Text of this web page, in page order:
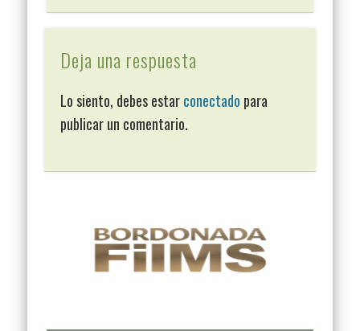
Deja una respuesta
Lo siento, debes estarconectado para
publicar un comentario.